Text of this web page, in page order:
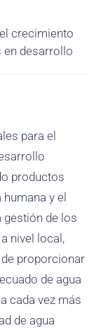
crecimiento
en desarrollo
para el
productos
y el
gestión de los
nivel local,
proporcionar
de agua
cada vez más
de agua